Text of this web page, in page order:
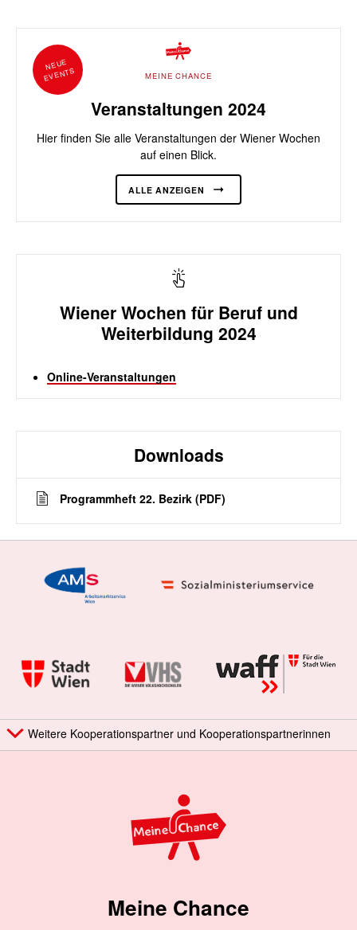
MEINE CHANCE
Veranstaltungen 2024
Hier finden Sie alle Veranstaltungen der Wiener Wochen
auf einen Blick.
ALLE ANZEIGEN
NEUE
EVENTS
Wiener Wochen für Beruf und
Weiterbildung 2024
Online-Veranstaltungen
Downloads
Programmheft 22. Bezirk (PDF)
Weitere Kooperationspartner und Kooperationspartnerinnen
Meine Chance